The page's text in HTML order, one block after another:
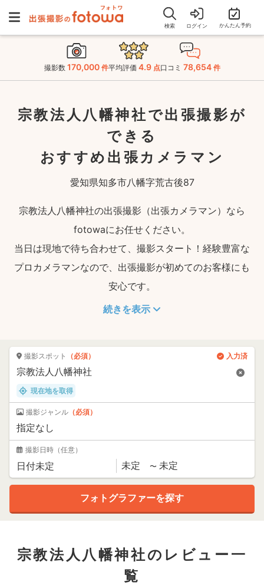
検索 ログイン かんたん予約
撮影数 170,000 件平均評価 4.9 点口コミ 78,654 件
宗教法人八幡神社で出張撮影が
できる
おすすめ出張カメラマン
愛知県知多市八幡字荒古後87
宗教法人八幡神社の出張撮影（出張カメラマン）なら
fotowaにお任せください。
当日は現地で待ち合わせて、撮影スタート！経験豊富な
プロカメラマンなので、出張撮影が初めてのお客様にも
安心です。
続きを表示
撮影スポット （必須） 入力済
現在地を取得
撮影ジャンル （必須）
撮影日時 （任意）
宗教法人八幡神社のレビュー一
覧